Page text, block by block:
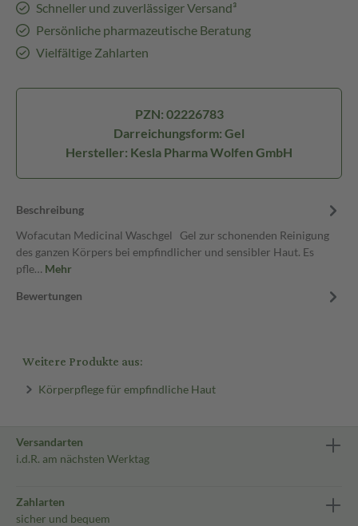
Schneller und zuverlässiger Versand³
Persönliche pharmazeutische Beratung
Vielfältige Zahlarten
PZN: 02226783
Darreichungsform: Gel
Hersteller: Kesla Pharma Wolfen GmbH
Beschreibung
Wofacutan Medicinal Waschgel Gel zur schonenden Reinigung
des ganzen Körpers bei empfindlicher und sensibler Haut. Es
pfle… Mehr
Bewertungen
Weitere Produkte aus:
Körperpflege für empfindliche Haut
Versandarten
i.d.R. am nächsten Werktag
Zahlarten
sicher und bequem